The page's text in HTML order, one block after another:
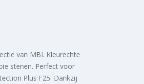
van MBI. Kleurechte
stenen. Perfect voor
Plus F25. Dankzij